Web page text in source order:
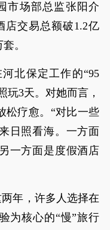
市场部总监张阳介
店交易总额破1.2亿
。
北保定工作的“95
玩3天。对她而言，
疗愈。“对比一些
日照看海。一方面
一方面是度假酒店
年，许多人选择在
为核心的“慢”旅行